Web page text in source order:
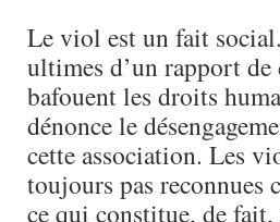
Le viol est un fait
ultimes d’un rapport
bafouent les droits
dénonce le
cette association. Les
toujours pas
ce qui constitue, de